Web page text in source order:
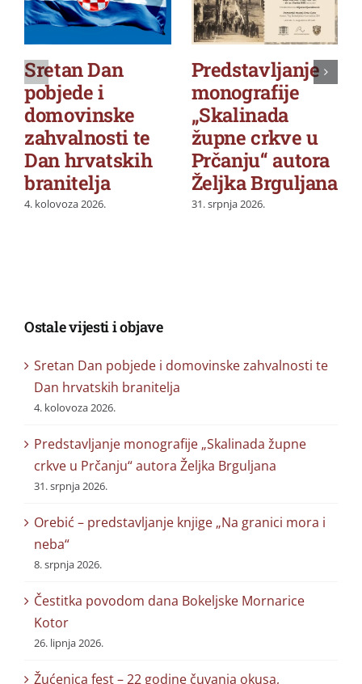
Sretan Dan
pobjede i
domovinske
zahvalnosti te
Dan hrvatskih
branitelja
4. kolovoza 2026.
Predstavljanje
monografije
„Skalinada
župne crkve u
Prčanju“ autora
Željka Brguljana
31. srpnja 2026.
Ostale vijesti i objave
Sretan Dan pobjede i domovinske zahvalnosti te
Dan hrvatskih branitelja
4. kolovoza 2026.
Predstavljanje monografije „Skalinada župne
crkve u Prčanju“ autora Željka Brguljana
31. srpnja 2026.
Orebić – predstavljanje knjige „Na granici mora i
neba“
8. srpnja 2026.
Čestitka povodom dana Bokeljske Mornarice
Kotor
26. lipnja 2026.
Žućenica fest – 22 godine čuvanja okusa,